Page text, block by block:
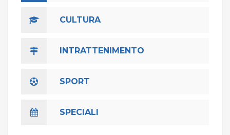
CULTURA
INTRATTENIMENTO
SPORT
SPECIALI